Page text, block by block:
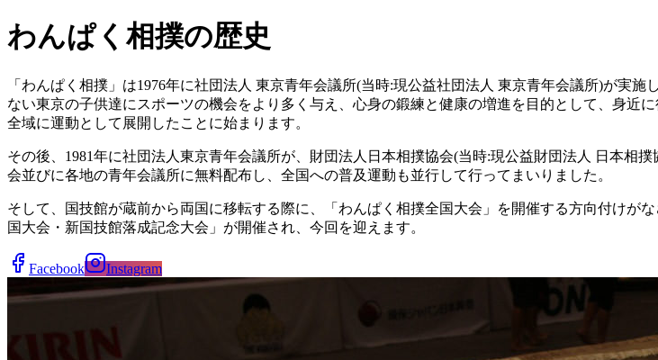
わんぱく相撲の歴史
「わんぱく相撲」は1976年に社団法人 東京青年会議所(当時:現公益社団法人 東京青年会議所)が実
ない東京の子供達にスポーツの機会をより多く与え、心身の鍛練と健康の増進を目的として、身近
全域に運動として展開したことに始まります。
その後、1981年に社団法人東京青年会議所が、財団法人日本相撲協会(当時:現公益財団法人 日本相
会並びに各地の青年会議所に無料配布し、全国への普及運動も並行して行ってまいりました。
そして、国技館が蔵前から両国に移転する際に、「わんぱく相撲全国大会」を開催する方向付けが
国大会・新国技館落成記念大会」が開催され、今回を迎えます。
Facebook Instagram